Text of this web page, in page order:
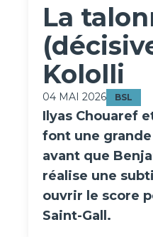
La
Kololli
04 MAI 2026 BSL
Ilyas Chouaref
font une
avant que
réalise une
ouvrir le score
Saint-Gall.